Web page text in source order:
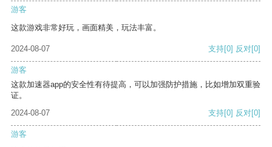
游客
这款游戏非常好玩，画面精美，玩法丰富。
2024-08-07 支持[0] 反对[0]
游客
这款加速器app的安全性有待提高，可以加强防护措施，比如增加双重验
证。
2024-08-07
支持[0] 反对[0]
游客